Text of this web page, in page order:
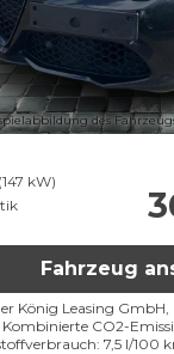
des
kW)
Fahrzeug
König Leasing GmbH,
Kombinierte CO2-
7,5 l/100